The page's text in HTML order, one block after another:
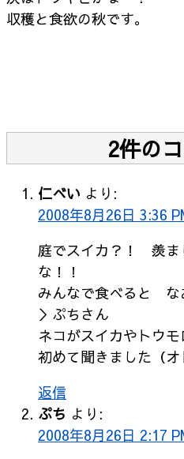
収穫と食欲の秋です。
2件の
仁べい より:
2008年8月26日 3:36
庭でスイカ？！ 羨ま
な！！
みんなで食べると な
＞ぷちさん
ネコがスイカやトウ
初めて聞きました（オ
返信
ぷち より:
2008年8月26日 2:17